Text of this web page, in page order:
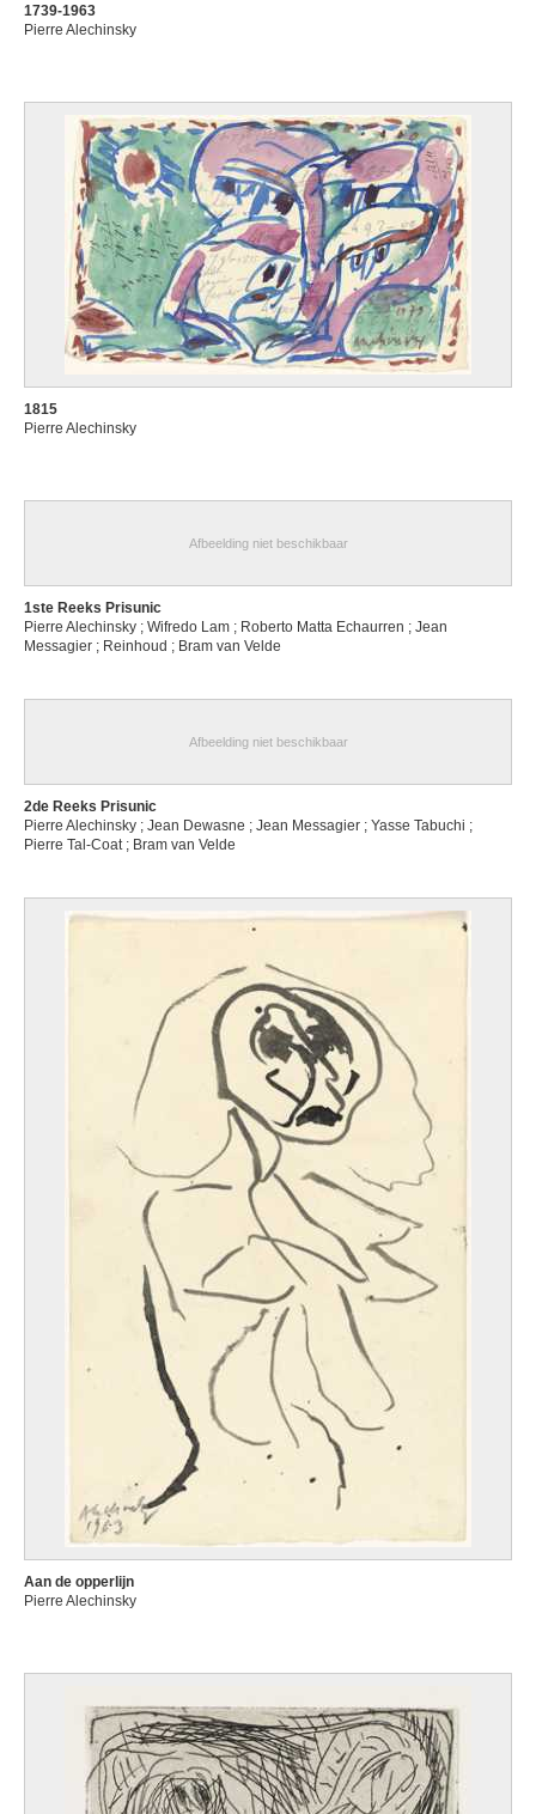
1739-1963
Pierre Alechinsky
1815
Pierre Alechinsky
Afbeelding niet beschikbaar
1ste Reeks Prisunic
Pierre Alechinsky ; Wifredo Lam ; Roberto Matta Echaurren ; Jean
Messagier ; Reinhoud ; Bram van Velde
Afbeelding niet beschikbaar
2de Reeks Prisunic
Pierre Alechinsky ; Jean Dewasne ; Jean Messagier ; Yasse Tabuchi ;
Pierre Tal-Coat ; Bram van Velde
Aan de opperlijn
Pierre Alechinsky